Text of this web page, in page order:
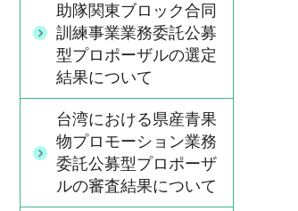
助隊関東ブロック合同
訓練事業業務委託公募
型プロポーザルの選定
結果について
台湾における県産青果
物プロモーション業務
委託公募型プロポーザ
ルの審査結果について